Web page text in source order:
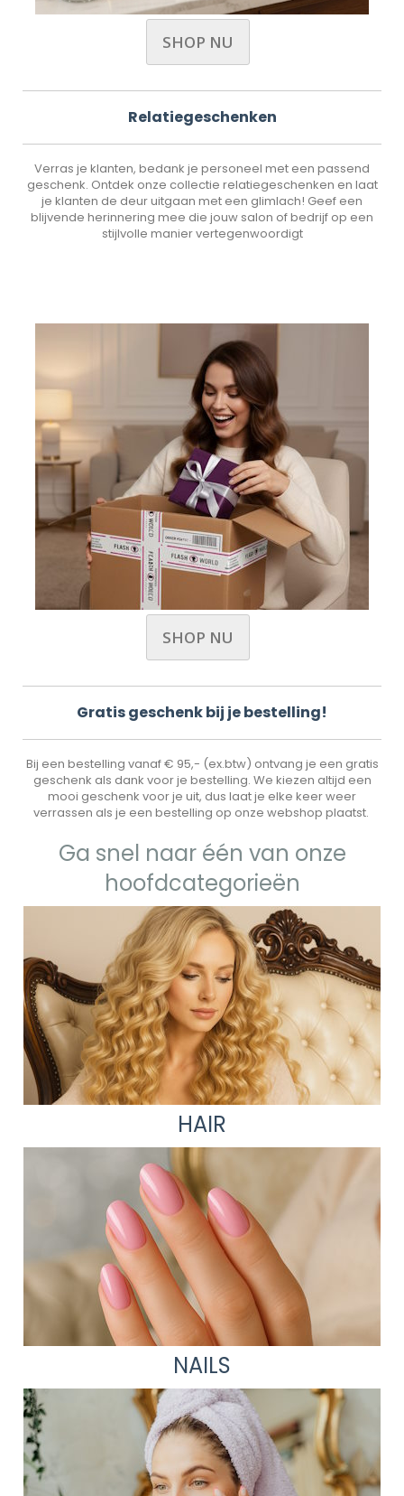
SHOP NU
Relatiegeschenken
Verras je klanten, bedank je personeel met een passend
geschenk. Ontdek onze collectie relatiegeschenken en laat
je klanten de deur uitgaan met een glimlach! Geef een
blijvende herinnering mee die jouw salon of bedrijf op een
stijlvolle manier vertegenwoordigt
SHOP NU
Gratis geschenk bij je bestelling!
Bij een bestelling vanaf € 95,- (ex.btw) ontvang je een gratis
geschenk als dank voor je bestelling. We kiezen altijd een
mooi geschenk voor je uit, dus laat je elke keer weer
verrassen als je een bestelling op onze webshop plaatst.
Ga snel naar één van onze
hoofdcategorieën
HAIR
NAILS